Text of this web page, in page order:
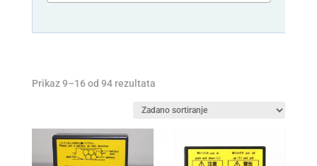
Prikaz 9–16 od 94 rezultata